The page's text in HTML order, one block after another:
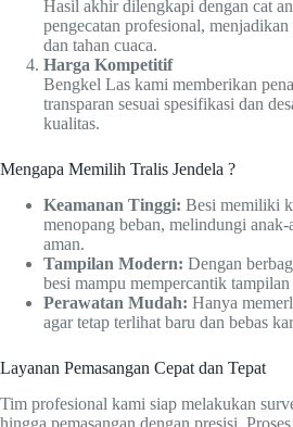
Hasil akhir dilengkapi dengan cat
pengecatan profesional,
dan tahan cuaca.
Harga Kompetitif
Bengkel Las kami memberikan
transparan sesuai spesifikasi dan
kualitas.
Mengapa Memilih Tralis Jendela ?
Keamanan Tinggi: Besi memiliki
menopang beban, melindungi anak-
aman.
Tampilan Modern: Dengan
besi mampu mempercantik
Perawatan Mudah: Hanya
agar tetap terlihat baru dan bebas
Layanan Pemasangan Cepat dan Tepat
Tim profesional kami siap melakukan
hingga pemasangan dengan presisi.